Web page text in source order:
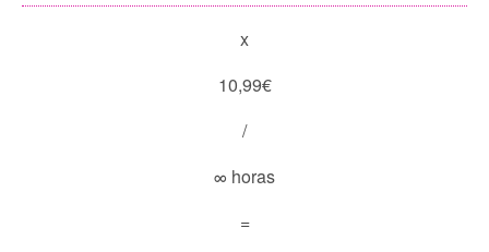
x
10,99€
/
∞ horas
=